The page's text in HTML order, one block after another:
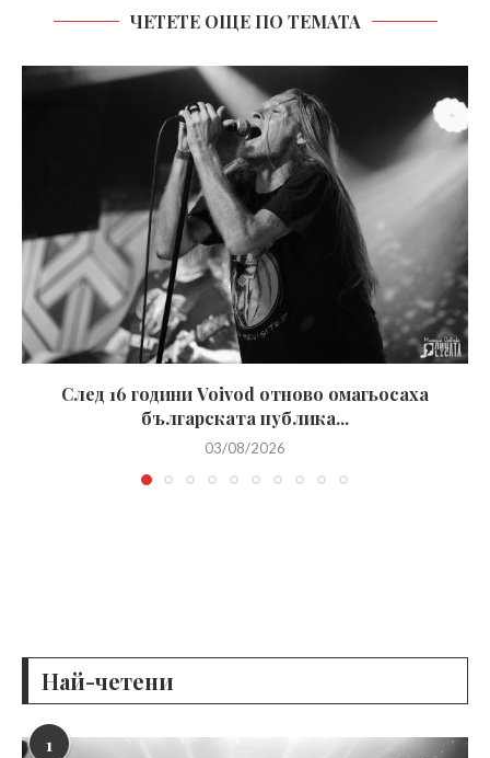
ЧЕТЕТЕ ОЩЕ ПО ТЕМАТА
След 16 години Voivod отново омагьосаха
българската публика...
03/08/2026
Най-четени
1